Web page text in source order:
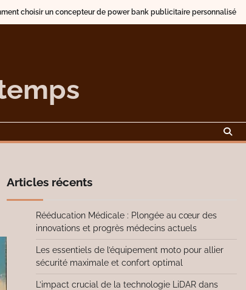
de power bank publicitaire personnalisé Description et
Articles récents
Rééducation Médicale : Plongée au cœur des
innovations et progrès médecins actuels
Les essentiels de l’équipement moto pour allier
sécurité maximale et confort optimal
L’impact crucial de la technologie LiDAR dans